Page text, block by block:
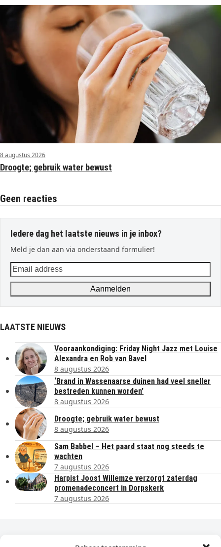
8 augustus 2026
Droogte; gebruik water bewust
Geen reacties
Iedere dag het laatste nieuws in je inbox?
Meld je dan aan via onderstaand formulier!
Email
address
Aanmelden
LAATSTE NIEUWS
Vooraankondiging: Friday Night Jazz met Louise
Alexandra en Rob van Bavel
8 augustus 2026
‘Brand in Wassenaarse duinen had veel sneller
bestreden kunnen worden’
8 augustus 2026
Droogte; gebruik water bewust
8 augustus 2026
Sam Babbel – Het paard staat nog steeds te
wachten
7 augustus 2026
Harpist Joost Willemze verzorgt zaterdag
promenadeconcert in Dorpskerk
7 augustus 2026
Dagelijks het laatste nieuws in je e-mail?